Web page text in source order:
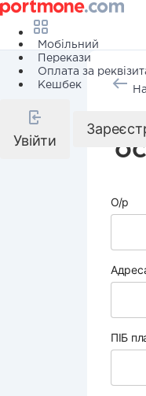
Мобільний
Перекази
Оплата за
Кешбек
Увійти
О/р
ПІБ